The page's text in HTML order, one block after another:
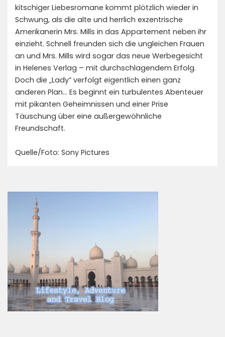
kitschiger Liebesromane kommt plötzlich wieder in
Schwung, als die alte und herrlich exzentrische
Amerikanerin Mrs. Mills in das Appartement neben ihr
einzieht. Schnell freunden sich die ungleichen Frauen
an und Mrs. Mills wird sogar das neue Werbegesicht
in Helenes Verlag – mit durchschlagendem Erfolg.
Doch die „Lady“ verfolgt eigentlich einen ganz
anderen Plan… Es beginnt ein turbulentes Abenteuer
mit pikanten Geheimnissen und einer Prise
Täuschung über eine außergewöhnliche
Freundschaft.
Quelle/Foto: Sony Pictures